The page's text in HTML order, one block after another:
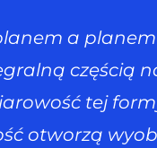
a planem
częścią
tej
otworzą